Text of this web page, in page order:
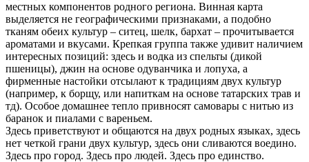
местных компонентов родного региона. Винная карта
выделяется не географическими признаками, а подобно
тканям обеих культур – ситец, шелк, бархат – прочитывается
ароматами и вкусами. Крепкая группа также удивит наличием
интересных позиций: здесь и водка из спельты (дикой
пшеницы), джин на основе одуванчика и лопуха, а
фирменные настойки отсылают к традициям двух культур
(например, к борщу, или напиткам на основе татарских трав и
тд). Особое домашнее тепло привносят самовары с нитью из
баранок и пиалами с вареньем.
Здесь приветствуют и общаются на двух родных языках, здесь
нет четкой грани двух культур, здесь они сливаются воедино.
Здесь про город. Здесь про людей. Здесь про единство.